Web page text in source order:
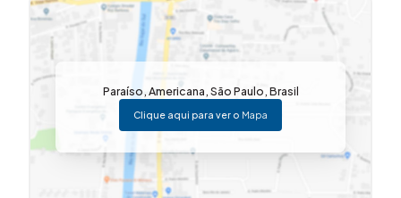
🍳 Cozinha com armários embutidos
🧺 Lavanderia com despensa
🏡 Edícula nos fundos:
🚿 1 banheiro
🌿 Área externa:
🍖 Área gourmet
Paraíso,Americana,São Paulo,Brasil
Clique aqui para ver o Mapa